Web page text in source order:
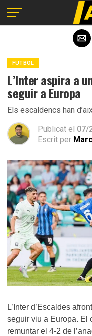
FUTBOL
L’Inter aspira a
seguir a Europa
Els escaldencs han
Publicat el 07/
Escrit per
L’Inter d’Escaldes
seguir viu a Europa. El
remuntar el 4-2 de
Exit